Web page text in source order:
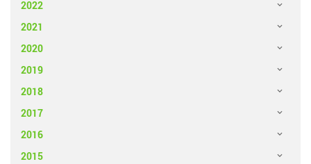
2022
2021
2020
2019
2018
2017
2016
2015